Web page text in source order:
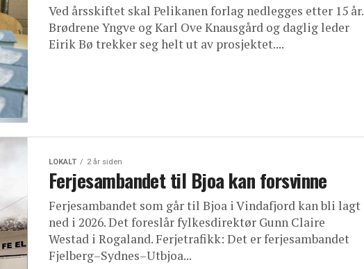
Ved årsskiftet skal Pelikanen forlag nedlegges etter 15 år.
Brødrene Yngve og Karl Ove Knausgård og daglig leder
Eirik Bø trekker seg helt ut av prosjektet....
LOKALT 2 år siden
Ferjesambandet til Bjoa kan forsvinne
Ferjesambandet som går til Bjoa i Vindafjord kan bli lagt
ned i 2026. Det foreslår fylkesdirektør Gunn Claire
Westad i Rogaland. Ferjetrafikk: Det er ferjesambandet
Fjelberg–Sydnes–Utbjoa...